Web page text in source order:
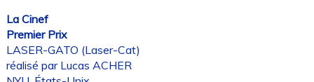
La Cinef
Premier Prix
LASER-GATO (Laser-Cat)
réalisé par Lucas ACHER